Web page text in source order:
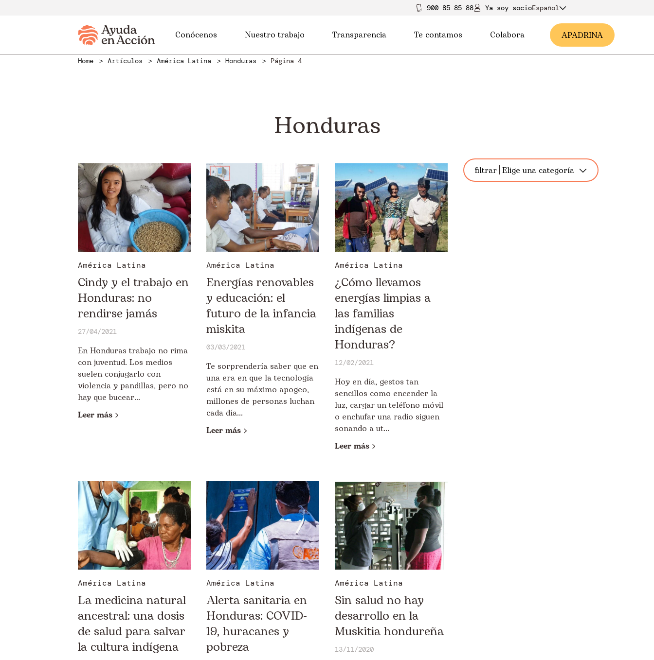
900 85 85 88 Ya soy socioEspañol
Conócenos Nuestro trabajo Transparencia Te contamos Colabora APADRINA
Home Artículos América Latina Honduras Página 4
Honduras
América Latina
Cindy y el trabajo en
Honduras: no
rendirse jamás
27/04/2021
En Honduras trabajo no rima
con juventud. Los medios
suelen conjugarlo con
violencia y pandillas, pero no
hay que bucear...
Leer más
América Latina
Energías renovables
y educación: el
futuro de la infancia
miskita
03/03/2021
Te sorprendería saber que en
una era en que la tecnología
está en su máximo apogeo,
millones de personas luchan
cada día...
Leer más
América Latina
¿Cómo llevamos
energías limpias a
las familias
indígenas de
Honduras?
12/02/2021
Hoy en día, gestos tan
sencillos como encender la
luz, cargar un teléfono móvil
o enchufar una radio siguen
sonando a ut...
Leer más
América Latina
La medicina natural
ancestral: una dosis
de salud para salvar
la cultura indígena
América Latina
Alerta sanitaria en
Honduras: COVID-
19, huracanes y
pobreza
América Latina
Sin salud no hay
desarrollo en la
Muskitia hondureña
13/11/2020
filtrar Elige una categoría